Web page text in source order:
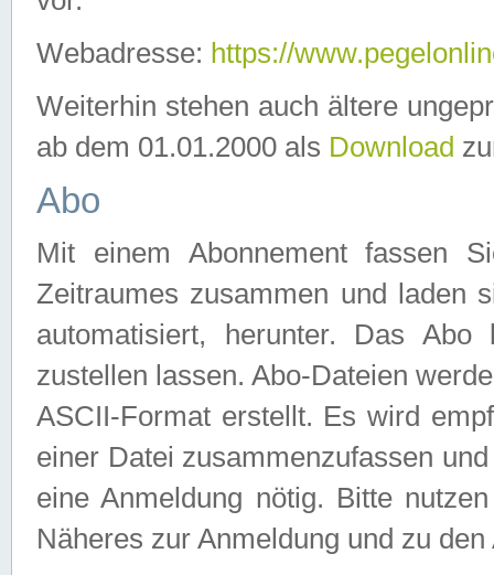
Webadresse: https://
Weiterhin stehen auch ältere
ab dem 01.01.2000 als Download
Abo
Mit einem Abonnement fassen
Zeitraumes zusammen und laden
automatisiert, herunter. Das
zustellen lassen. Abo-Dateien
ASCII-Format erstellt. Es wird
einer Datei zusammenzufassen
eine Anmeldung nötig. Bitte
Näheres zur Anmeldung und zu